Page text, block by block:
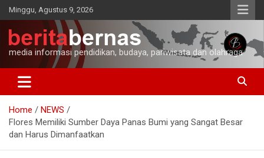
Skip
to
content
Minggu, Agustus 9, 2026
media informasi pendidikan, budaya, pariwisata dan olahraga
Home
NEWS
Flores Memiliki Sumber Daya Panas Bumi yang Sangat Besar
dan Harus Dimanfaatkan